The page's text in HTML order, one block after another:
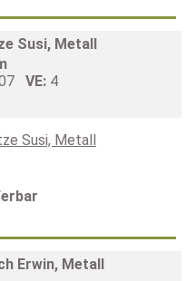
Susi, Metall
VE: 4
Erwin, Metall